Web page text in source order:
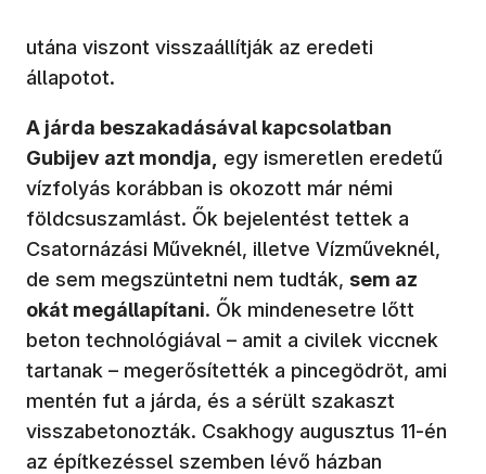
utána viszont visszaállítják az eredeti
állapotot.
A járda beszakadásával kapcsolatban
Gubijev azt mondja,
egy ismeretlen eredetű
vízfolyás korábban is okozott már némi
földcsuszamlást. Ők bejelentést tettek a
Csatornázási Műveknél, illetve Vízműveknél,
de sem megszüntetni nem tudták, sem az
okát megállapítani. Ők mindenesetre lőtt
beton technológiával – amit a civilek viccnek
tartanak – megerősítették a pincegödröt, ami
mentén fut a járda, és a sérült szakaszt
visszabetonozták. Csakhogy augusztus 11-én
az építkezéssel szemben lévő házban